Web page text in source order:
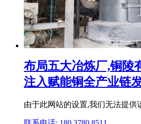
布局五大冶炼厂,铜陵
注入赋能铜全产业链
由于此网站的设置,我们无法提供